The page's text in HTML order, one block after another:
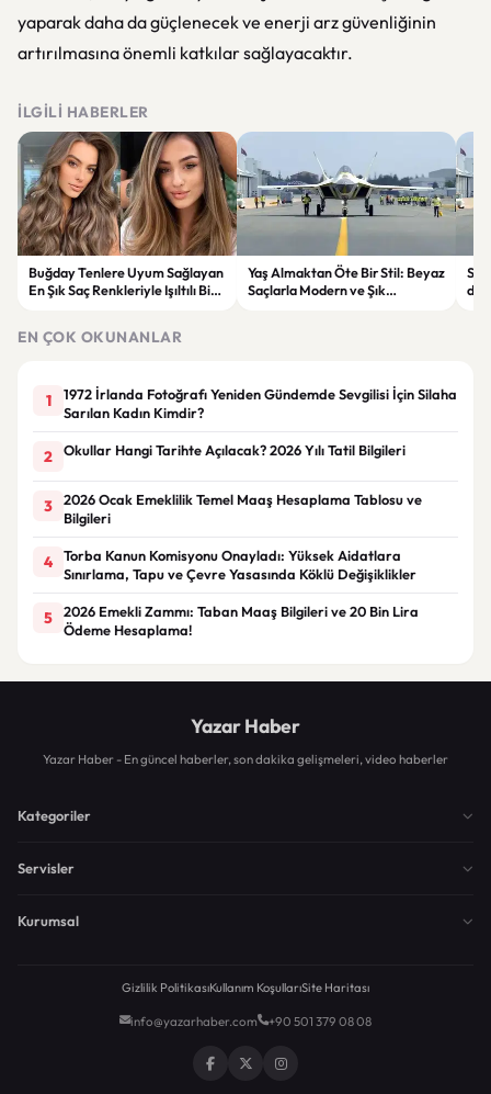
yaparak daha da güçlenecek ve enerji arz güvenliğinin
artırılmasına önemli katkılar sağlayacaktır.
İLGILI HABERLER
Buğday Tenlere Uyum Sağlayan
En Şık Saç Renkleriyle Işıltılı Bir
Yaş Almaktan Öte Bir Stil: Beyaz
Saçlarla Modern ve Şık
EN ÇOK OKUNANLAR
1
1972 İrlanda Fotoğrafı Yeniden Gündemde Sevgilisi İçin Silaha
Sarılan Kadın Kimdir?
2 Okullar Hangi Tarihte Açılacak? 2026 Yılı Tatil Bilgileri
3
2026 Ocak Emeklilik Temel Maaş Hesaplama Tablosu ve
Bilgileri
4
Torba Kanun Komisyonu Onayladı: Yüksek Aidatlara
Sınırlama, Tapu ve Çevre Yasasında Köklü Değişiklikler
5
2026 Emekli Zammı: Taban Maaş Bilgileri ve 20 Bin Lira
Ödeme Hesaplama!
Yazar Haber
Yazar Haber - En güncel haberler, son dakika gelişmeleri, video haberler
Kategoriler
Servisler
Kurumsal
Gizlilik PolitikasıKullanım KoşullarıSite Haritası
info@yazarhaber.com +90 501 379 08 08